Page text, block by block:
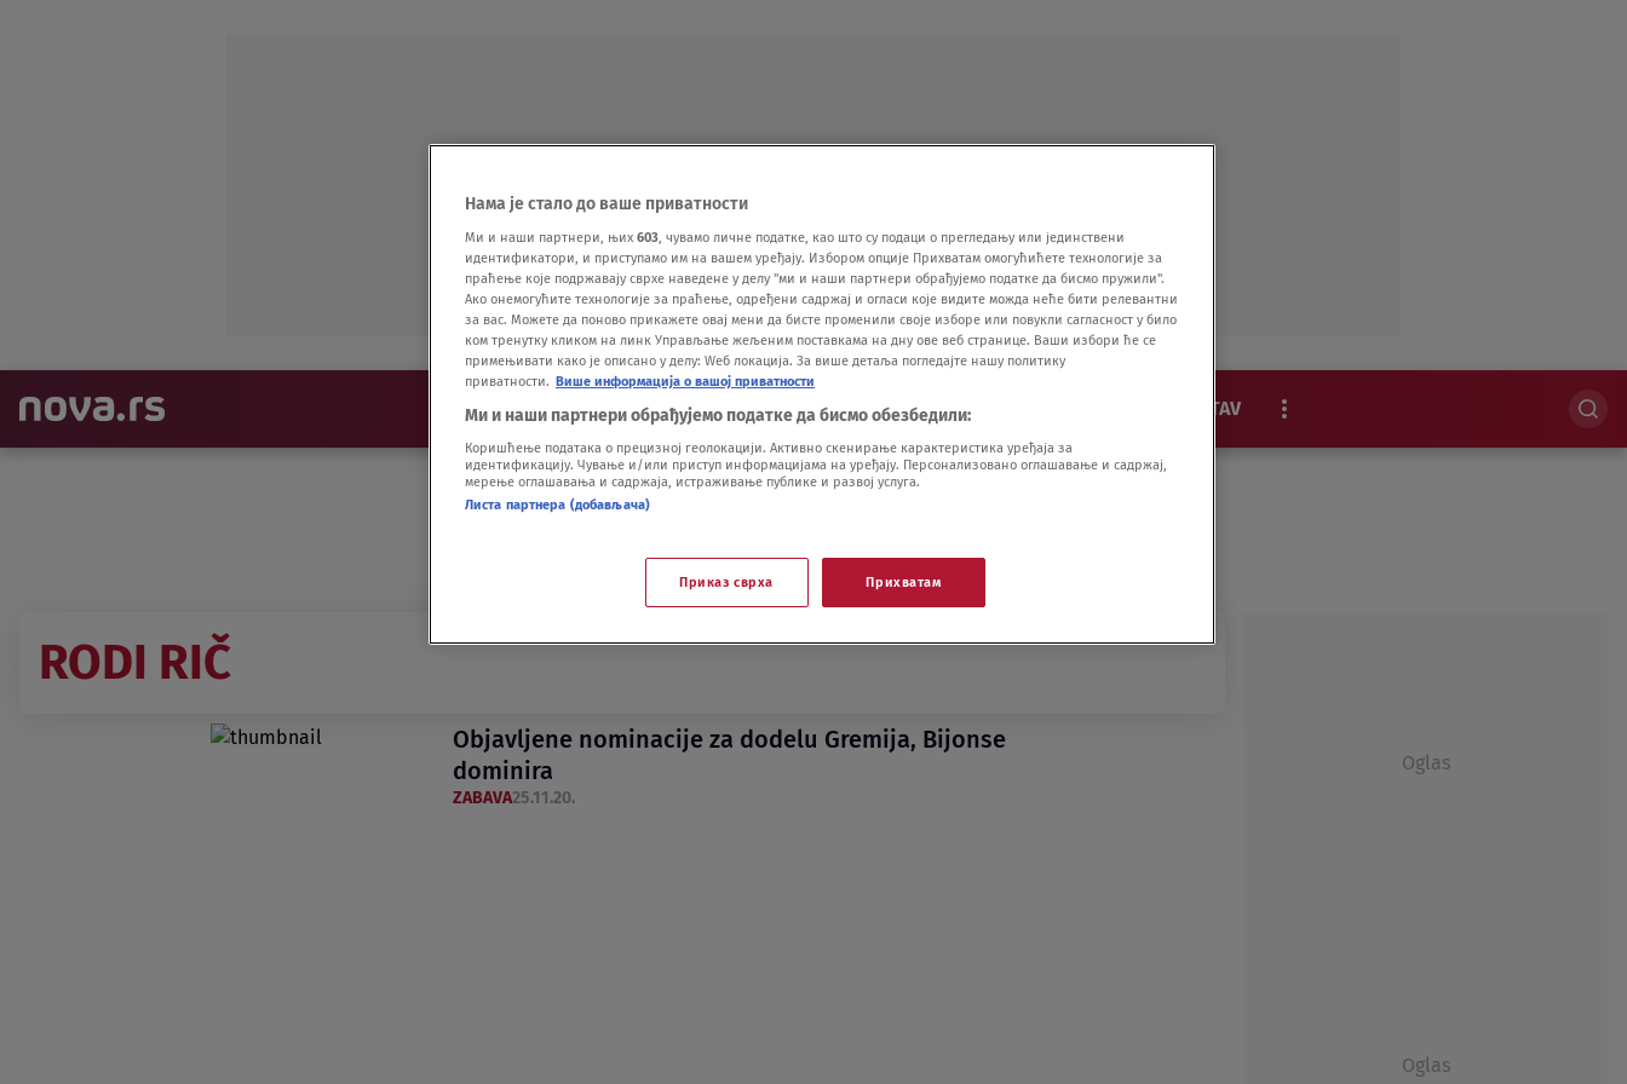
NAJNOVIJE VESTI SHOW SPORT VIDEO NOVA BAZA STAV
EKSKLUZIVNO
RODI RIČ
Objavljene nominacije za dodelu Gremija, Bijonse
dominira
ZABAVA25.11.20.
Oglas
Oglas
Нама је стало до ваше приватности
Ми и наши партнери, њих 603, чувамо личне податке, као што су подаци о прегледању или јединствени
идентификатори, и приступамо им на вашем уређају. Избором опције Прихватам омогућићете технологије за
праћење које подржавају сврхе наведене у делу "ми и наши партнери обрађујемо податке да бисмо пружили".
Ако онемогућите технологије за праћење, одређени садржај и огласи које видите можда неће бити релевантни
за вас. Можете да поново прикажете овај мени да бисте променили своје изборе или повукли сагласност у било
ком тренутку кликом на линк Управљање жељеним поставкама на дну ове веб странице. Ваши избори ће се
примењивати како је описано у делу: Wеб локација. За више детаља погледајте нашу политику
приватности. Више информација о вашој приватности
Ми и наши партнери обрађујемо податке да бисмо обезбедили:
Коришћење података о прецизној геолокацији. Активно скенирање карактеристика уређаја за
идентификацију. Чување и/или приступ информацијама на уређају. Персонализовано оглашавање и садржај,
мерење оглашавања и садржаја, истраживање публике и развој услуга.
Листа партнера (добављача)
Приказ сврха Прихватам